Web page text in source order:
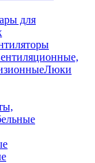
для
Люки